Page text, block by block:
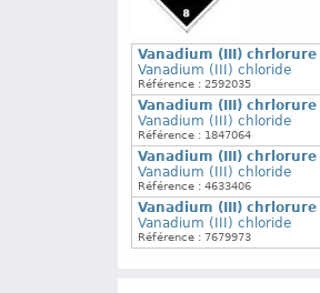
Vanadium (III) chrlorure
Vanadium (III) chloride
Référence : 2592035
Vanadium (III) chrlorure
Vanadium (III) chloride
Référence : 1847064
Vanadium (III) chrlorure
Vanadium (III) chloride
Référence : 4633406
Vanadium (III) chrlorure
Vanadium (III) chloride
Référence : 7679973